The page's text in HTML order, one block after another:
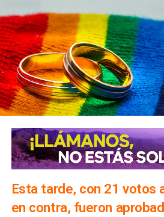
Esta tarde, con 21 votos
en contra, fueron